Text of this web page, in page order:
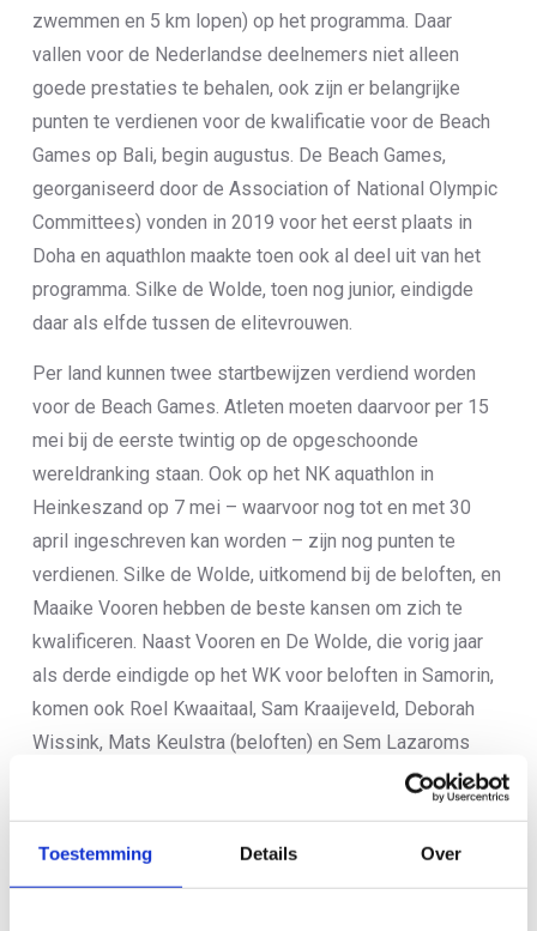
Toestemming Details Over
zwemmen en 5 km lopen) op het programma. Daar
vallen voor de Nederlandse deelnemers niet alleen
goede prestaties te behalen, ook zijn er belangrijke
punten te verdienen voor de kwalificatie voor de Beach
Games op Bali, begin augustus. De Beach Games,
georganiseerd door de Association of National Olympic
Committees) vonden in 2019 voor het eerst plaats in
Doha en aquathlon maakte toen ook al deel uit van het
programma. Silke de Wolde, toen nog junior, eindigde
daar als elfde tussen de elitevrouwen.
Per land kunnen twee startbewijzen verdiend worden
voor de Beach Games. Atleten moeten daarvoor per 15
mei bij de eerste twintig op de opgeschoonde
wereldranking staan. Ook op het NK aquathlon in
Heinkeszand op 7 mei – waarvoor nog tot en met 30
april ingeschreven kan worden – zijn nog punten te
verdienen. Silke de Wolde, uitkomend bij de beloften, en
Maaike Vooren hebben de beste kansen om zich te
kwalificeren. Naast Vooren en De Wolde, die vorig jaar
als derde eindigde op het WK voor beloften in Samorin,
komen ook Roel Kwaaitaal, Sam Kraaijeveld, Deborah
Wissink, Mats Keulstra (beloften) en Sem Lazaroms
De offroadspecialisten strijden vervolgens op 3 en 5
mei om de wereldtitels op Ibiza. De duatleten zijn op
woensdag 3 mei aan de beurt. Namens Nederland